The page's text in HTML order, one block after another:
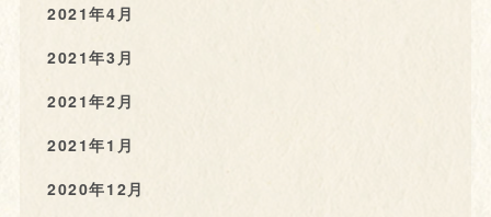
2021年4月
2021年3月
2021年2月
2021年1月
2020年12月